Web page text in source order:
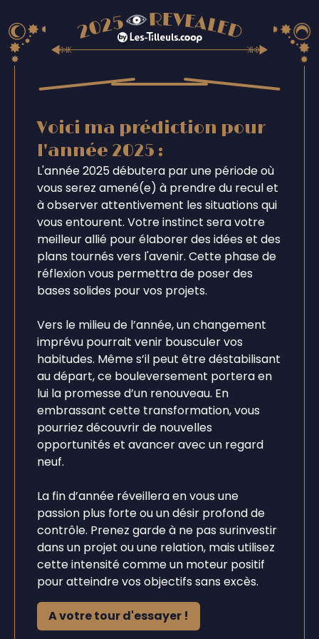
Voici ma prédiction pour
l'année 2025 :
L'année 2025 débutera par une période où
vous serez amené(e) à prendre du recul et
à observer attentivement les situations qui
vous entourent. Votre instinct sera votre
meilleur allié pour élaborer des idées et des
plans tournés vers l'avenir. Cette phase de
réflexion vous permettra de poser des
bases solides pour vos projets.
Vers le milieu de l’année, un changement
imprévu pourrait venir bousculer vos
habitudes. Même s’il peut être déstabilisant
au départ, ce bouleversement portera en
lui la promesse d’un renouveau. En
embrassant cette transformation, vous
pourriez découvrir de nouvelles
opportunités et avancer avec un regard
neuf.
La fin d’année réveillera en vous une
passion plus forte ou un désir profond de
contrôle. Prenez garde à ne pas surinvestir
dans un projet ou une relation, mais utilisez
cette intensité comme un moteur positif
pour atteindre vos objectifs sans excès.
A votre tour d'essayer !